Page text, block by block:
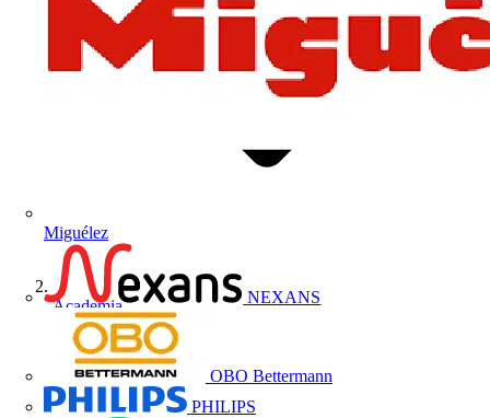
Miguélez
NEXANS
OBO Bettermann
PHILIPS
Academia